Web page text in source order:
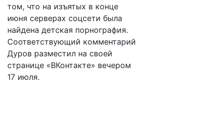
том, что на изъятых в конце
июня серверах соцсети была
найдена детская порнография.
Соответствующий комментарий
Дуров разместил на своей
странице «ВКонтакте» вечером
17 июля.